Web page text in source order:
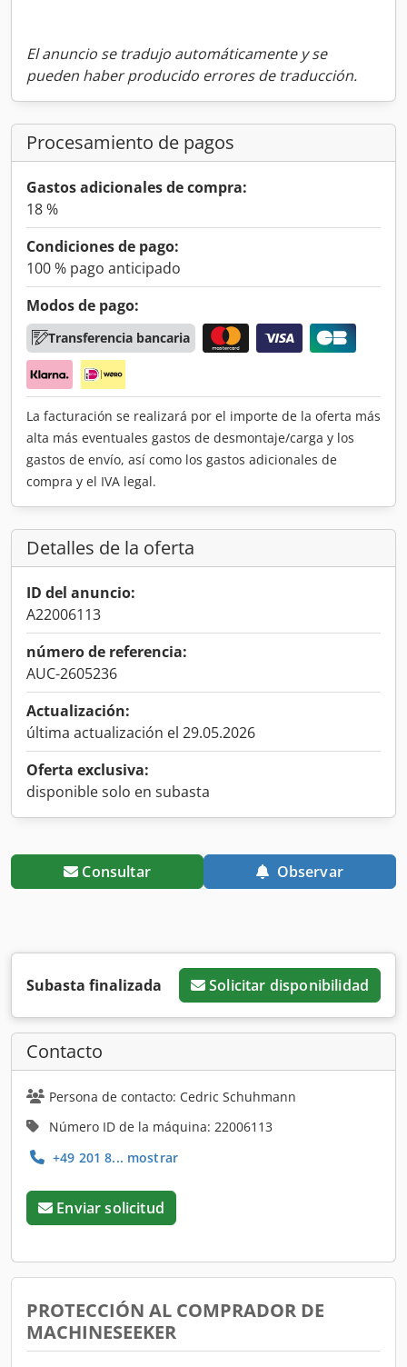
El anuncio se tradujo automáticamente y se
pueden haber producido errores de traducción.
Procesamiento de pagos
Gastos adicionales de compra:
18 %
Condiciones de pago:
100 % pago anticipado
Modos de pago:
Transferencia bancaria
La facturación se realizará por el importe de la oferta más
alta más eventuales gastos de desmontaje/carga y los
gastos de envío, así como los gastos adicionales de
compra y el IVA legal.
Detalles de la oferta
ID del anuncio:
A22006113
número de referencia:
AUC-2605236
Actualización:
última actualización el 29.05.2026
Oferta exclusiva:
disponible solo en subasta
Consultar Observar
Subasta finalizada Solicitar disponibilidad
Contacto
Persona de contacto: Cedric Schuhmann
Número ID de la máquina: 22006113
+49 201 8... mostrar
Enviar solicitud
PROTECCIÓN AL COMPRADOR DE
MACHINESEEKER